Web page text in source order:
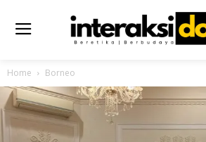
Home Borneo